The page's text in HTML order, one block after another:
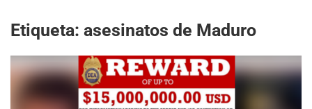
Etiqueta: asesinatos de Maduro